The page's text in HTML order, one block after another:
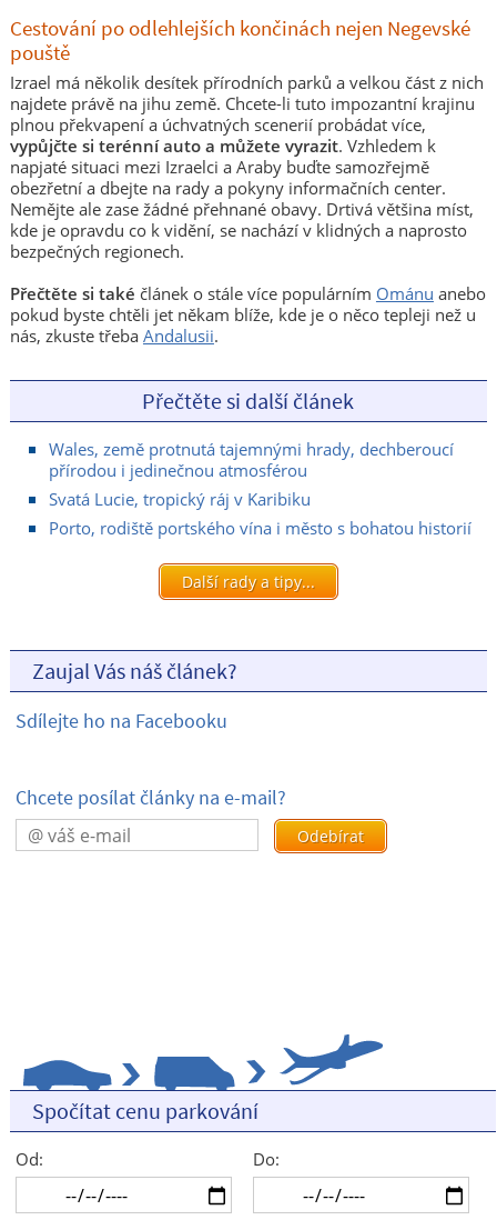
Cestování po odlehlejších končinách nejen Negevské
pouště
Izrael má několik desítek přírodních parků a velkou část z nich
najdete právě na jihu země. Chcete-li tuto impozantní krajinu
plnou překvapení a úchvatných scenerií probádat více,
vypůjčte si terénní auto a můžete vyrazit. Vzhledem k
napjaté situaci mezi Izraelci a Araby buďte samozřejmě
obezřetní a dbejte na rady a pokyny informačních center.
Nemějte ale zase žádné přehnané obavy. Drtivá většina míst,
kde je opravdu co k vidění, se nachází v klidných a naprosto
bezpečných regionech.
Přečtěte si také článek o stále více populárním Ománu anebo
pokud byste chtěli jet někam blíže, kde je o něco tepleji než u
nás, zkuste třeba Andalusii.
Přečtěte si další článek
Wales, země protnutá tajemnými hrady, dechberoucí
přírodou i jedinečnou atmosférou
Svatá Lucie, tropický ráj v Karibiku
Porto, rodiště portského vína i město s bohatou historií
Další rady a tipy...
Zaujal Vás náš článek?
Sdílejte ho na Facebooku
Chcete posílat články na e-mail?
Spočítat cenu parkování
Od: Do: